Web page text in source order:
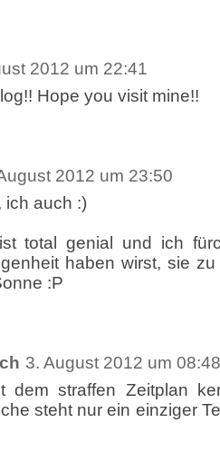
2012 um 22:41
Hope you visit mine!!
2012 um 23:50
ich auch :)
total genial und ich
haben wirst, sie
:P
3. August 2012 um 08:48
dem straffen Zeitplan
steht nur ein einziger